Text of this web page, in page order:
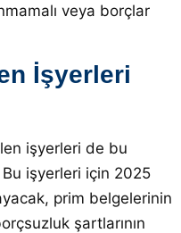
veya borçlar
İşyerleri
işyerleri de bu
Bu işyerleri için 2025
prim belgelerinin
şartlarının